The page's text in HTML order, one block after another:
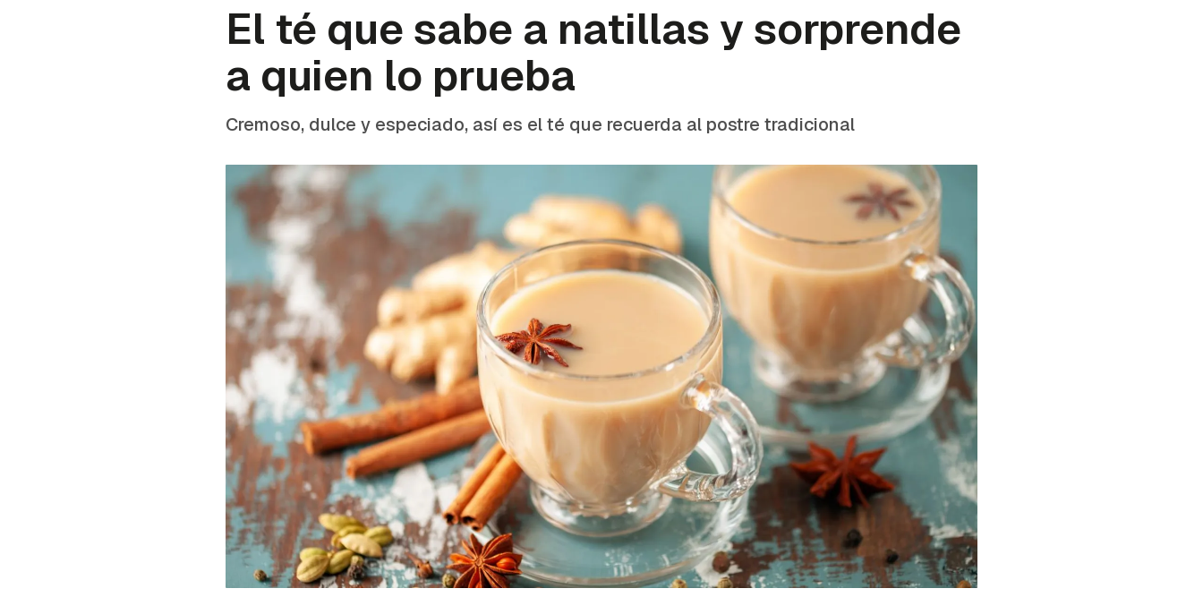
El té que sabe a natillas y sorprende
a quien lo prueba
Cremoso, dulce y especiado, así es el té que recuerda al postre tradicional